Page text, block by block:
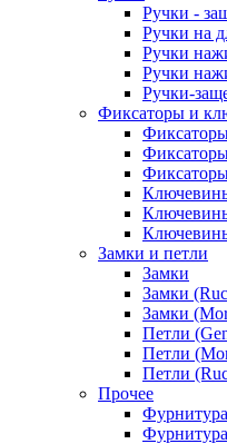
Ручки -
Ручки на
Ручки
Ручки
Ручки-
Фиксаторы и
Замки и петли
Замки
Замки
Замки
Петли
Петли
Петли
Прочее
Фурнитура